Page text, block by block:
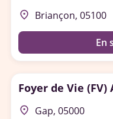
place Briançon, 05100
En
Foyer de Vie (FV)
place Gap, 05000